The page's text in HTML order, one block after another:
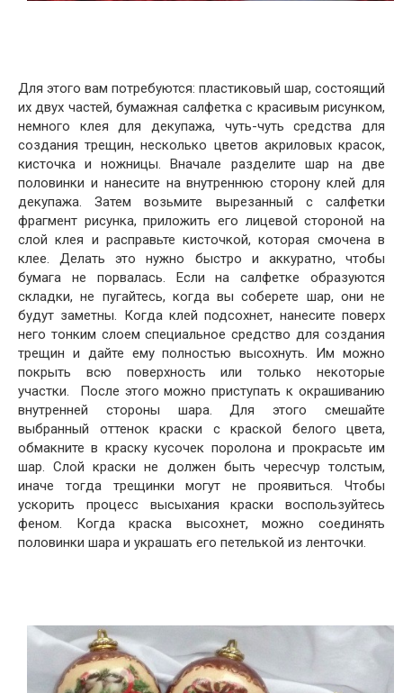
Для этого вам потребуются: пластиковый шар, состоящий
их двух частей, бумажная салфетка с красивым рисунком,
немного клея для декупажа, чуть-чуть средства для
создания трещин, несколько цветов акриловых красок,
кисточка и ножницы. Вначале разделите шар на две
половинки и нанесите на внутреннюю сторону клей для
декупажа. Затем возьмите вырезанный с салфетки
фрагмент рисунка, приложить его лицевой стороной на
слой клея и расправьте кисточкой, которая смочена в
клее. Делать это нужно быстро и аккуратно, чтобы
бумага не порвалась. Если на салфетке образуются
складки, не пугайтесь, когда вы соберете шар, они не
будут заметны. Когда клей подсохнет, нанесите поверх
него тонким слоем специальное средство для создания
трещин и дайте ему полностью высохнуть. Им можно
покрыть всю поверхность или только некоторые
участки. После этого можно приступать к окрашиванию
внутренней стороны шара. Для этого смешайте
выбранный оттенок краски с краской белого цвета,
обмакните в краску кусочек поролона и прокрасьте им
шар. Слой краски не должен быть чересчур толстым,
иначе тогда трещинки могут не проявиться. Чтобы
ускорить процесс высыхания краски воспользуйтесь
феном. Когда краска высохнет, можно соединять
половинки шара и украшать его петелькой из ленточки.